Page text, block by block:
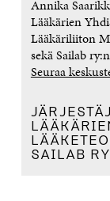
Annika
Lääkärien
Lääkäriliiton
sekä Sailab
Seuraa
SAILAB